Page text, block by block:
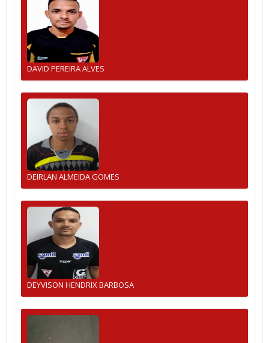
DAVID PEREIRA ALVES
DEIRLAN ALMEIDA GOMES
DEYVISON HENDRIX BARBOSA